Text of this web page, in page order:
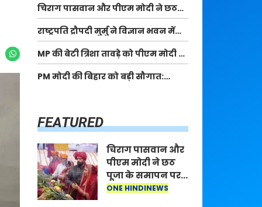
चिराग पासवान और पीएम मोदी ने छठ
पूजा के समापन पर देशवासियों को दी
शुभकामनाएं, छठी मैया से देश की समृद्धि
की कामना की
राष्ट्रपति द्रौपदी मुर्मु ने विज्ञान भवन में
आयोजित आदि कर्मयोगी अभियान पर
राष्ट्रीय कॉन्क्लेव में मध्यप्रदेश को
सम्मानित किया
MP की बेटी त्रिशा तावड़े को पीएम मोदी ने
किया सम्मानित, राष्ट्रीय स्तर पर लहराया
कौशल विकास का परचम
PM मोदी की बिहार को बड़ी सौगात:
FEATURED
चिराग पासवान और
पीएम मोदी ने छठ
पूजा के समापन पर
देशवासियों को दी
ONE HINDINEWS